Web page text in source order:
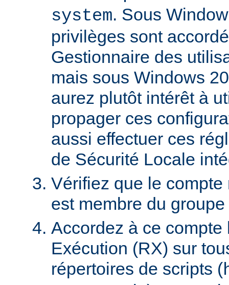
system. Sous
privilèges sont
Gestionnaire des
mais sous Windows
aurez plutôt intérêt à
propager ces
aussi effectuer ces
de Sécurité Locale
Vérifiez que le
est membre du
Accordez à ce
Exécution (RX) sur
répertoires de scripts (